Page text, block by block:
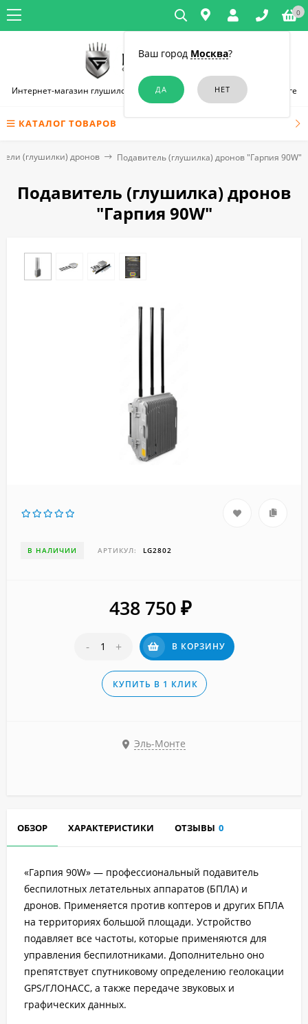
Ваш город Москва?
0
Интернет-магазин глушилок связи и диктофонов в Санкт-Петербурге
КАТАЛОГ ТОВАРОВ
(глушилки) дронов Подавитель (глушилка) дронов "Гарпия 90W"
Подавитель (глушилка) дронов
"Гарпия 90W"
В НАЛИЧИИ АРТИКУЛ: LG2802
438 750 ₽
- + В КОРЗИНУ
КУПИТЬ В 1 КЛИК
Эль-Монте
ОБЗОР ХАРАКТЕРИСТИКИ ОТЗЫВЫ 0
«Гарпия 90W» — профессиональный подавитель
беспилотных летательных аппаратов (БПЛА) и
дронов. Применяется против коптеров и других БПЛА
на территориях большой площади. Устройство
подавляет все частоты, которые применяются для
управления беспилотниками. Дополнительно оно
препятствует спутниковому определению геолокации
GPS/ГЛОНАСС, а также передаче звуковых и
графических данных.